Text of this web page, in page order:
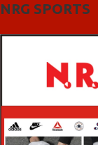
NRG SPORTS